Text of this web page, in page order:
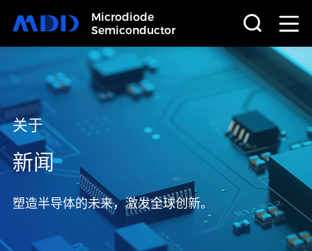
Microdiode
Semiconductor
产品
应用
关于
新闻
塑造半导体的未来，激发全球创新。